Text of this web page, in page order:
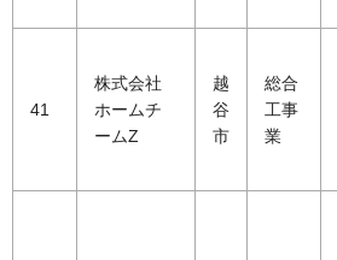
41
株式会社
ホームチ
ームZ
越
谷
市
総合
工事
業